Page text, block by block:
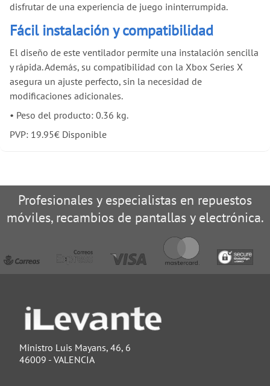
disfrutar de una experiencia de juego ininterrumpida.
Fácil instalación y compatibilidad
El diseño de este ventilador permite una instalación sencilla
y rápida. Además, su compatibilidad con la Xbox Series X
asegura un ajuste perfecto, sin la necesidad de
modificaciones adicionales.
• Peso del producto: 0.36 kg.
PVP: 19.95€ Disponible
Profesionales y especialistas en repuestos
móviles, recambios de pantallas y electrónica.
Ministro Luis Mayans, 46, 6
46009 - VALENCIA